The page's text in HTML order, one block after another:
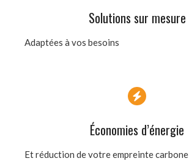
Solutions sur mesure
Adaptées à vos besoins
Économies d’énergie
Et réduction de votre empreinte carbone